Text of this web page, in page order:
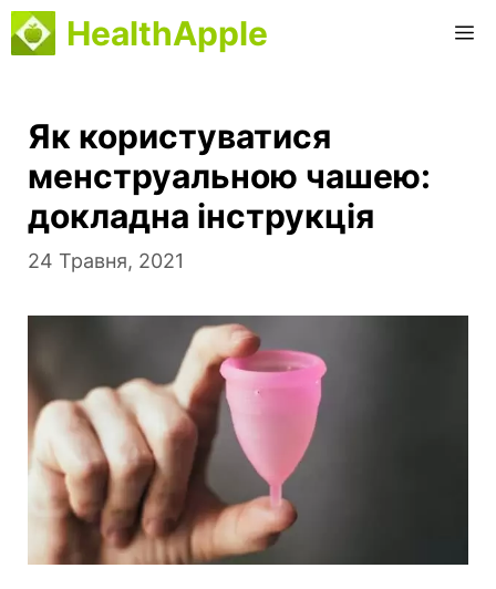
Перейти
до
HealthApple
Як користуватися
менструальною чашею:
докладна інструкція
24 Травня, 2021